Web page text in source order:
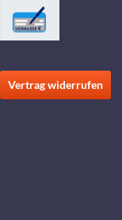
Vertrag widerrufen